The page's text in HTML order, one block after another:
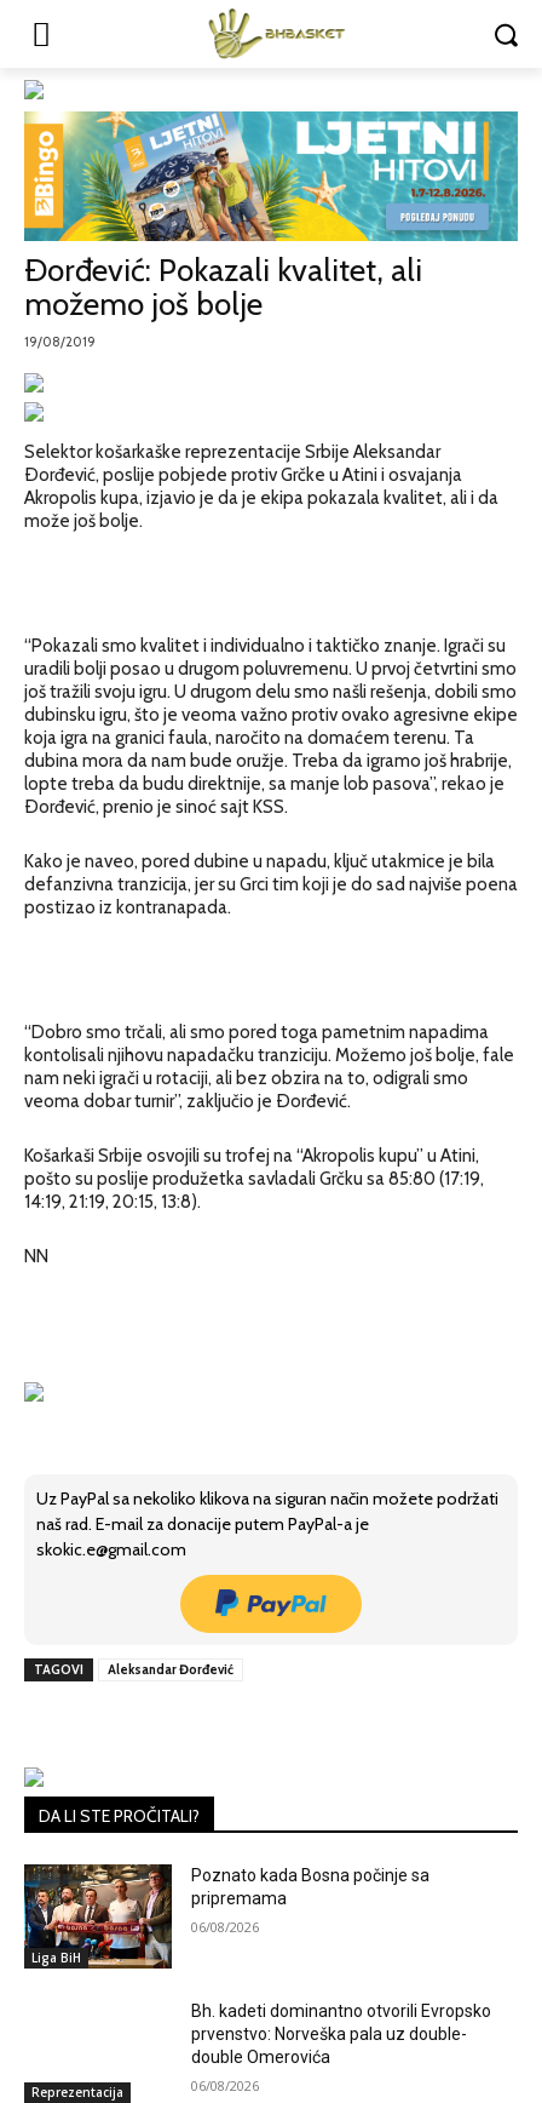
Ðorđević: Pokazali kvalitet, ali
možemo još bolje
19/08/2019
Selektor košarkaške reprezentacije Srbije Aleksandar
Ðorđević, poslije pobjede protiv Grčke u Atini i osvajanja
Akropolis kupa, izjavio je da je ekipa pokazala kvalitet, ali i da
može još bolje.
“Pokazali smo kvalitet i individualno i taktičko znanje. Igrači su
uradili bolji posao u drugom poluvremenu. U prvoj četvrtini smo
još tražili svoju igru. U drugom delu smo našli rešenja, dobili smo
dubinsku igru, što je veoma važno protiv ovako agresivne ekipe
koja igra na granici faula, naročito na domaćem terenu. Ta
dubina mora da nam bude oružje. Treba da igramo još hrabrije,
lopte treba da budu direktnije, sa manje lob pasova”, rekao je
Ðorđević, prenio je sinoć sajt KSS.
Kako je naveo, pored dubine u napadu, ključ utakmice je bila
defanzivna tranzicija, jer su Grci tim koji je do sad najviše poena
postizao iz kontranapada.
“Dobro smo trčali, ali smo pored toga pametnim napadima
kontolisali njihovu napadačku tranziciju. Možemo još bolje, fale
nam neki igrači u rotaciji, ali bez obzira na to, odigrali smo
veoma dobar turnir”, zaključio je Ðorđević.
Košarkaši Srbije osvojili su trofej na “Akropolis kupu” u Atini,
pošto su poslije produžetka savladali Grčku sa 85:80 (17:19,
14:19, 21:19, 20:15, 13:8).
NN
Uz PayPal sa nekoliko klikova na siguran način možete podržati
naš rad. E-mail za donacije putem PayPal-a je
skokic.e@gmail.com
TAGOVI Aleksandar Đorđević
DA LI STE PROČITALI?
Liga BiH
Poznato kada Bosna počinje sa
pripremama
06/08/2026
Reprezentacija
Bh. kadeti dominantno otvorili Evropsko
prvenstvo: Norveška pala uz double-
double Omerovića
06/08/2026